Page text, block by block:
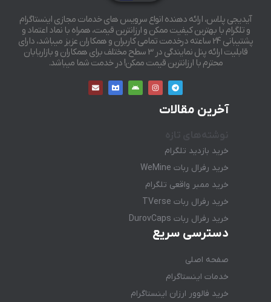
آیدیجی پلاس، ارائه دهنده انواع سرویس های خدمات مجازی اینستاگرام
و تلگرام با بهترین کیفیت ممکن و ارزانترین قیمت، همراه با نماد اعتماد و
پشتیبانی 24 ساعته درخدمت تمامی کاربران و همکاران عزیز میباشد، دارای
قابلیت ارائه پنل نمایندگی در 3 سطح مختلف برای همکاران و بازاریابان
محترم با ارزانترین قیمت ممکن! در خدمت شما میباشد.
آخرین مقالات
خرید بازدید تلگرام
خرید رفرال ربات WeMine
خرید ممبر واقعی تلگرام
خرید رفرال ربات TVerse
خرید رفرال ربات DurovCaps
دسترسی سریع
صفحه اصلی
خدمات اینستاگرام
خرید فالوور ارزان اینستاگرام